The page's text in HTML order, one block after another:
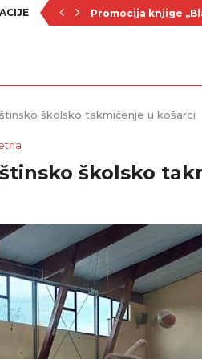
Nenad Jezdić u
školsko takmičenje u košarci
školsko